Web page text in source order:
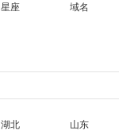
星座 域名
湖北 山东